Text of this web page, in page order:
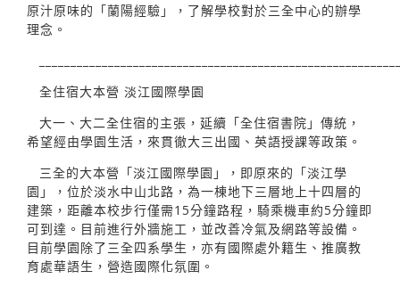
原汁原味的「蘭陽經驗」，了解學校對於三全中心的辦學
理念。
全住宿大本營 淡江國際學園
大一、大二全住宿的主張，延續「全住宿書院」傳統，
希望經由學園生活，來貫徹大三出國、英語授課等政策。
三全的大本營「淡江國際學園」，即原來的「淡江學
園」，位於淡水中山北路，為一棟地下三層地上十四層的
建築，距離本校步行僅需15分鐘路程，騎乘機車約5分鐘即
可到達。目前進行外牆施工，並改善冷氣及網路等設備。
目前學園除了三全四系學生，亦有國際處外籍生、推廣教
育處華語生，營造國際化氛圍。